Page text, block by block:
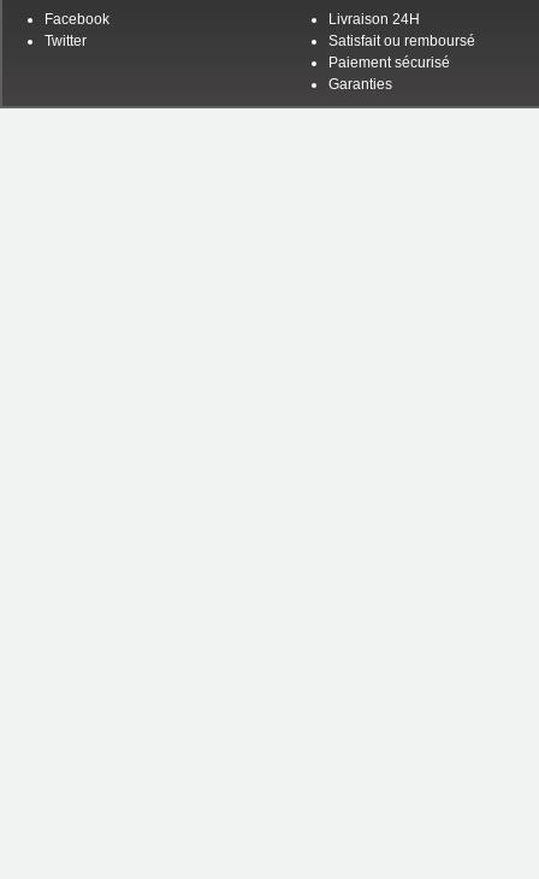
Facebook
Twitter
Livraison 24H
Satisfait ou remboursé
Paiement sécurisé
Garanties